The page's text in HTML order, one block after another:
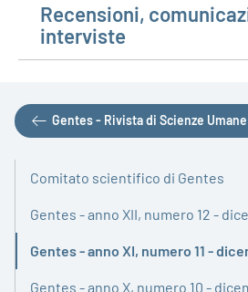
Recensioni,
interviste
Gentes - Rivista di Scienze
Comitato scientifico di Gentes
Gentes - anno XII, numero 12 -
Gentes - anno XI, numero 11 -
Attivo
Gentes - anno X, numero 10 -